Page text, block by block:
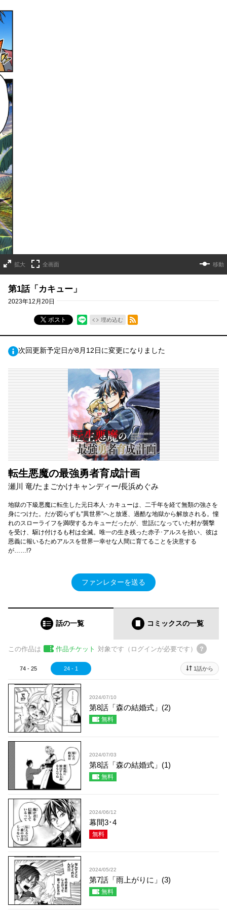
拡大 全画面 移動
第1話「カキュー」
2023年12月20日
ポスト 埋め込む
RSSフィード
次回更新予定日が8月12日に変更になりました
転生悪魔の最強勇者育成計画
瀬川 竜/たまごかけキャンディー/長浜めぐみ
地獄の下級悪魔に転生した元日本人･カキューは、二千年を経て無類の強さを
身につけた。だが図らずも"異世界"へと放逐、過酷な地獄から解放される。憧
れのスローライフを満喫するカキューだったが、世話になっていた村が襲撃
を受け、駆け付けるも村は全滅。唯一の生き残った赤子･アルスを拾い、彼は
恩義に報いるためアルスを世界一幸せな人間に育てることを決意する
が……!?
ファンレターを送る
話の一覧 コミックスの一覧
この作品は 作品チケット 対象です（ログインが必要です）
74 - 25 24 - 1 1話から
2024/07/10
第8話「森の結婚式」(2)
無料
2024/07/03
第8話「森の結婚式」(1)
無料
2024/06/12
幕間3･4
無料
2024/05/22
第7話「雨上がりに」(3)
無料